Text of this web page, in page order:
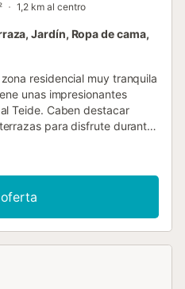
1,2 km al centro
Jardín, Ropa de cama,
residencial muy tranquila
unas impresionantes
Teide. Caben destacar
para disfrute durante
15 €/día) y un jardín con
y árboles frutales,
bananas, etc., que
para uso propio. En
disponen de una terraza